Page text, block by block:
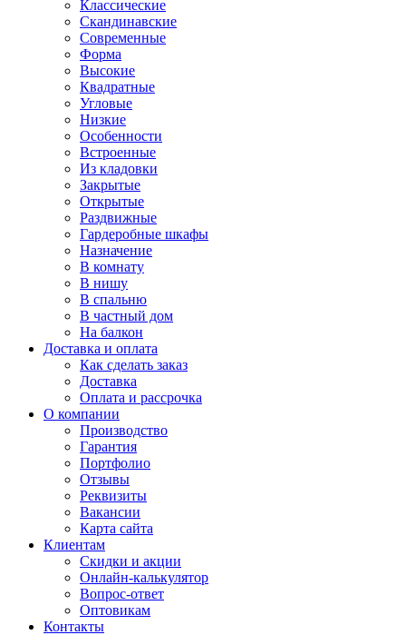
Классические
Скандинавские
Современные
Форма
Высокие
Квадратные
Угловые
Низкие
Особенности
Встроенные
Из кладовки
Закрытые
Открытые
Раздвижные
Гардеробные шкафы
Назначение
В комнату
В нишу
В спальню
В частный дом
На балкон
Доставка и оплата
Как сделать заказ
Доставка
Оплата и рассрочка
О компании
Производство
Гарантия
Портфолио
Отзывы
Реквизиты
Вакансии
Карта сайта
Клиентам
Скидки и акции
Онлайн-калькулятор
Вопрос-ответ
Оптовикам
Контакты